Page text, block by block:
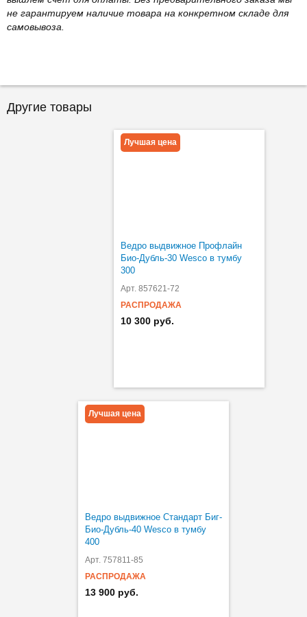
не гарантируем наличие товара на конкретном складе для
самовывоза.
Другие товары
Лучшая цена
Ведро выдвижное Профлайн
Био-Дубль-30 Wesco в тумбу
300
Арт. 857621-72
РАСПРОДАЖА
10 300 руб.
Лучшая цена
Ведро выдвижное Стандарт Биг-
Био-Дубль-40 Wesco в тумбу
400
Арт. 757811-85
РАСПРОДАЖА
13 900 руб.